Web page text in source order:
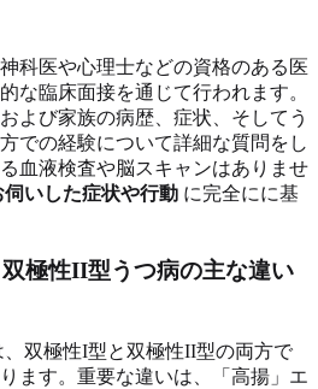
科医や心理士などの資格のある医
な臨床面接を通じて行われます。
よび家族の病歴、症状、そしてう
での経験について詳細な質問をし
血液検査や脳スキャンはありませ
伺いした症状や行動 に完全にに基
極性II型うつ病の主な違い
、双極性I型と双極性II型の両方で
ます。重要な違いは、「高揚」エ